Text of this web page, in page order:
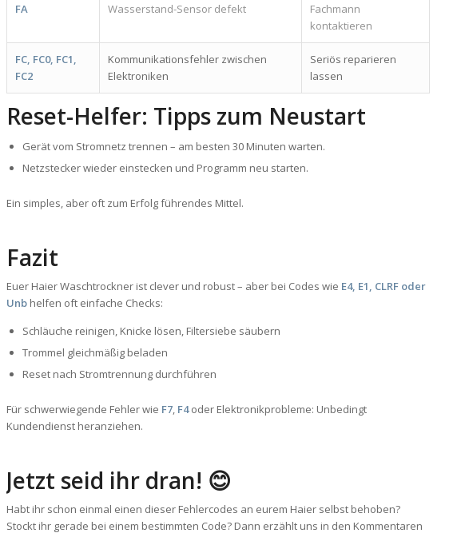
FA Wasserstand-Sensor defekt
Fachmann
kontaktieren
FC, FC0, FC1,
FC2
Kommunikationsfehler zwischen
Elektroniken
Seriös reparieren
lassen
Reset-Helfer: Tipps zum Neustart
Gerät vom Stromnetz trennen – am besten 30 Minuten warten.
Netzstecker wieder einstecken und Programm neu starten.
Ein simples, aber oft zum Erfolg führendes Mittel.
Fazit
Euer Haier Waschtrockner ist clever und robust – aber bei Codes wie E4, E1, CLRF oder
Unb helfen oft einfache Checks:
Schläuche reinigen, Knicke lösen, Filtersiebe säubern
Trommel gleichmäßig beladen
Reset nach Stromtrennung durchführen
Für schwerwiegende Fehler wie F7, F4oder Elektronikprobleme: Unbedingt
Kundendienst heranziehen.
Jetzt seid ihr dran! 😊
Habt ihr schon einmal einen dieser Fehlercodes an eurem Haier selbst behoben?
Stockt ihr gerade bei einem bestimmten Code? Dann erzählt uns in den Kommentaren